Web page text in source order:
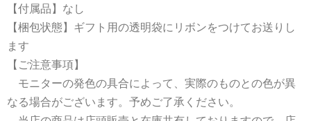
【付属品】なし
【梱包状態】ギフト用の透明袋にリボンをつけてお送りし
ます
【ご注意事項】
モニターの発色の具合によって、実際のものとの色が異
なる場合がございます。予めご了承ください。